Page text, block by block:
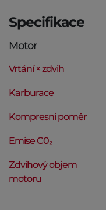
Specifikace
Motor
Vrtání × zdvih
Karburace
Kompresní poměr
Emise C0₂
Zdvihový objem
motoru